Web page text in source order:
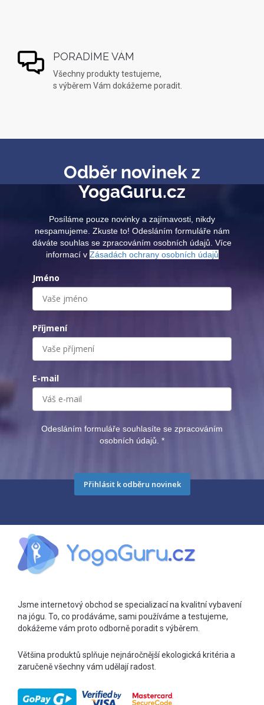
PORADÍME VÁM
Všechny produkty testujeme,
s výběrem Vám dokážeme poradit.
Odběr novinek z
YogaGuru.cz
Posíláme pouze novinky a zajímavosti, nikdy
nespamujeme. Zkuste to! Odesláním formuláře nám
dáváte souhlas se zpracováním osobních údajů. Více
informací v Zásadách ochrany osobních údajů
Jméno
Příjmení
E-mail
Odesláním formuláře souhlasíte se zpracováním
osobních údajů. *
Přihlásit k odběru novinek
Jsme internetový obchod se specializací na kvalitní vybavení
na jógu. To, co prodáváme, sami používáme a testujeme,
dokážeme vám proto odborně poradit s výběrem.
Většina produktů splňuje nejnáročnější ekologická kritéria a
zaručeně všechny vám udělají radost.